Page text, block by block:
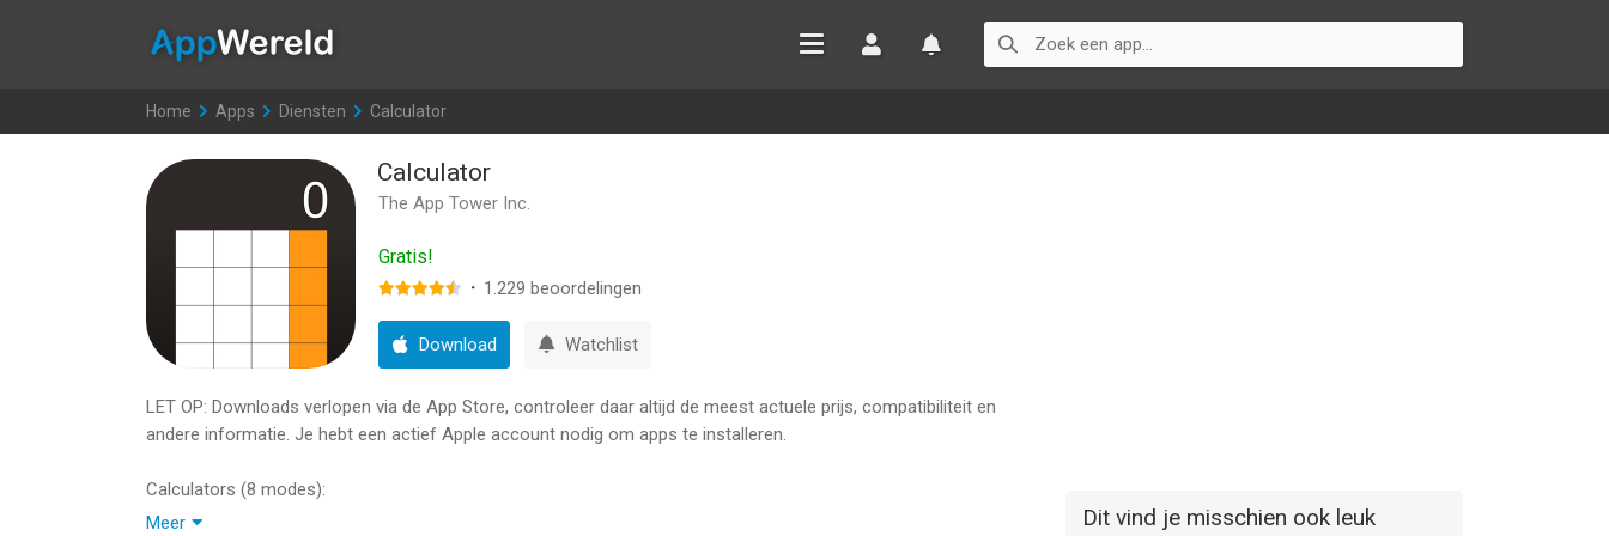
Home >
Apps >
Diensten >
Calculator
Calculator
The App Tower Inc.
Gratis!
· 1.229 beoordelingen
Download Watchlist
LET OP: Downloads verlopen via de App Store, controleer daar altijd de meest actuele prijs, compatibiliteit en
andere informatie. Je hebt een actief Apple account nodig om apps te installeren.
Calculators (8 modes):
Meer Dit vind je misschien ook leuk